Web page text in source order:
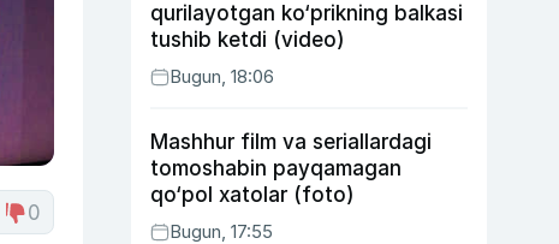
0
qurilayotgan ko‘prikning balkasi
tushib ketdi (video)
Bugun, 18:06
Mashhur film va seriallardagi
tomoshabin payqamagan
qo‘pol xatolar (foto)
Bugun, 17:55